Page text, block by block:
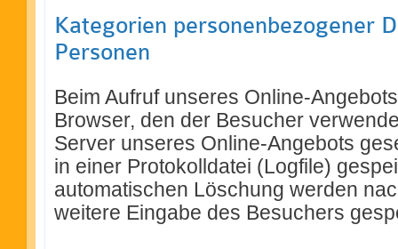
Kategorien personenbezogener
Personen
Beim Aufruf unseres Online-
Browser, den der Besucher
Server unseres Online-Angebots
in einer Protokolldatei (Logfile)
automatischen Löschung werden
weitere Eingabe des Besuchers